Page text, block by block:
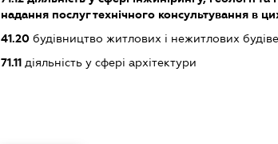
надання послуг технічного консультування в
41.20 будівництво житлових і нежитлових
71.11 діяльність у сфері архітектури